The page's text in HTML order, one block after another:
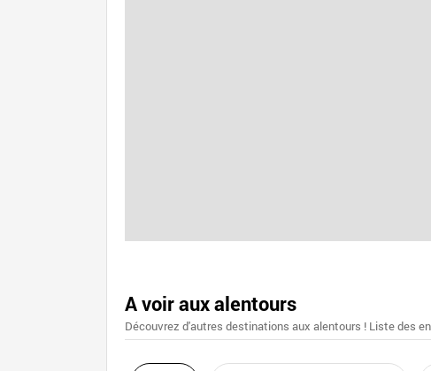
A voir aux alentours
Découvrez d'autres destinations aux alentours ! Liste des